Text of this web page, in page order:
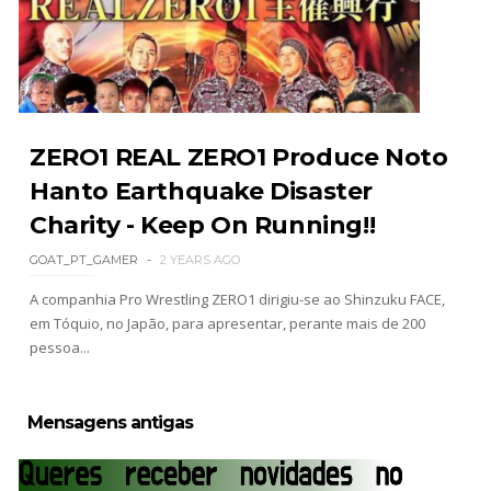
Unknown-Aug 06 2026
REVIRAVOLTA SURPREENDENTE NO GRAND
SLAM MEXICO: Persephone supera Kris
Statlander após interferência decisiva de
Hikaru Shida
Unknown-Aug 06 2026
TRIUNFO LENDÁRIO EM CIDADE DO MÉXICO:
Jericho, Místico e Darby Allin superam The Don
Unknown- Aug 06 2026
combate brutal no Grand Slam Mexico
Unknown-Aug 06 2026
ZERO1 REAL ZERO1 Produce Noto
Hanto Earthquake Disaster
Charity - Keep On Running!!
GOAT_PT_GAMER 2 YEARS AGO
A companhia Pro Wrestling ZERO1 dirigiu-se ao Shinzuku FACE,
em Tóquio, no Japão, para apresentar, perante mais de 200
pessoa...
Mensagens antigas